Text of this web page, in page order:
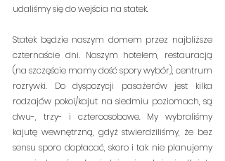
udaliśmy się do wejścia na statek.
Statek będzie naszym domem przez najbliższe
czternaście dni. Naszym hotelem, restauracją
(na szczęście mamy dość spory wybór), centrum
rozrywki. Do dyspozycji pasażerów jest kilka
rodzajów pokoi/kajut na siedmiu poziomach, są
dwu-, trzy- i czteroosobowe. My wybraliśmy
kajutę wewnętrzną, gdyż stwierdziliśmy, że bez
sensu sporo dopłacać, skoro i tak nie planujemy